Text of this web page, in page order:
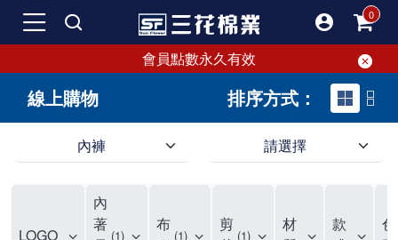
會員點數永久有效
線上購物 排序方式：
內褲 請選擇
LOGO
內
著
1
布
1
剪
1
材
款
色